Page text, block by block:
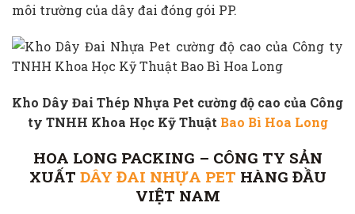
môi trường của dây đai đóng gói PP.
Kho Dây Đai Thép Nhựa Pet cường độ cao của Công
ty TNHH Khoa Học Kỹ Thuật Bao Bì Hoa Long
HOA LONG PACKING – CÔNG TY SẢN
XUẤT DÂY ĐAI NHỰA PET HÀNG ĐẦU
VIỆT NAM